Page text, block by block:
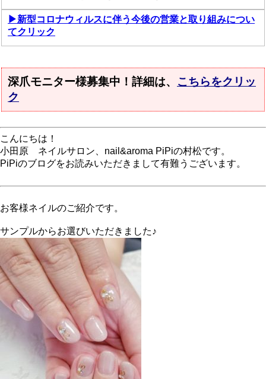
▶新型コロナウィルスに伴う今後の営業と取り組みについ
てクリック
深爪モニター様募集中！詳細は、 こちらをクリッ
ク
こんにちは！
小田原 ネイルサロン、nail&aroma PiPiの村松です。
PiPiのブログをお読みいただきまして有難うございます。
お客様ネイルのご紹介です。
サンプルからお選びいただきました♪